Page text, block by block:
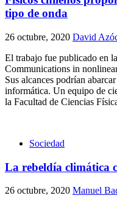
tipo de onda
26 octubre, 2020 David
El trabajo fue publicado en
Communications in
Sus alcances podrían
informática. Un equipo de
la Facultad de Ciencias
Sociedad
La rebeldía climática
26 octubre, 2020 Manuel